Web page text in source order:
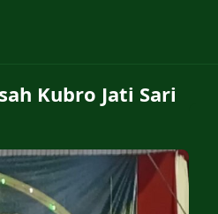
Kubro Jati Sari